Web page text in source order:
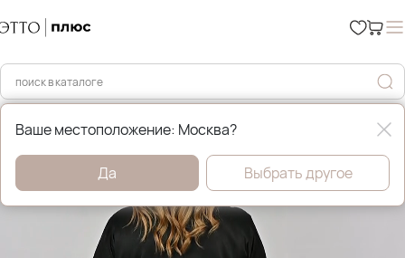
Главная Платья, сарафаны и туники
Ваше местоположение: Москва?
Да Выбрать другое